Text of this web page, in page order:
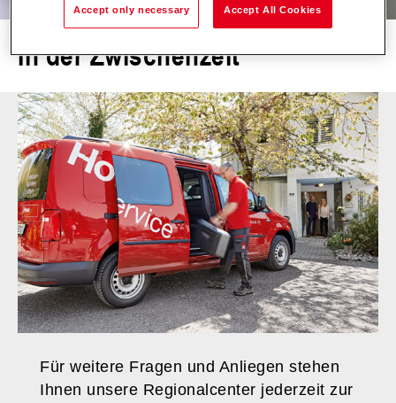
In der Zwischenzeit
Für weitere Fragen und Anliegen stehen
Ihnen unsere Regionalcenter jederzeit zur
Accept only necessary Accept All Cookies